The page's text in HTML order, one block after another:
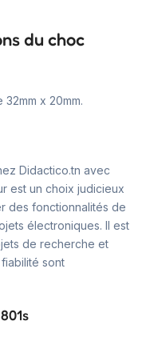
du choc
x 20mm.
Didactico.tn avec
est un choix judicieux
des fonctionnalités de
électroniques. Il est
de recherche et
sont